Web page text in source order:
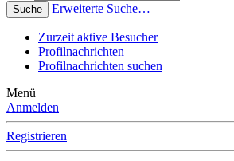
Suche Erweiterte Suche…
Zurzeit aktive Besucher
Profilnachrichten
Profilnachrichten suchen
Menü
Anmelden
Registrieren